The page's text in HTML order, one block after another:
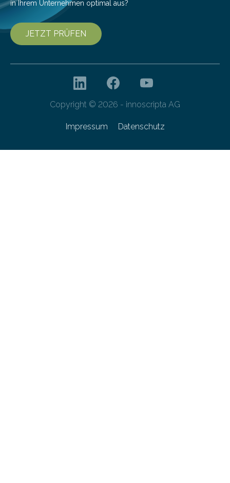
in Ihrem Unternehmen optimal aus?
JETZT PRÜFEN
Copyright © 2026 - innoscripta AG
Impressum Datenschutz